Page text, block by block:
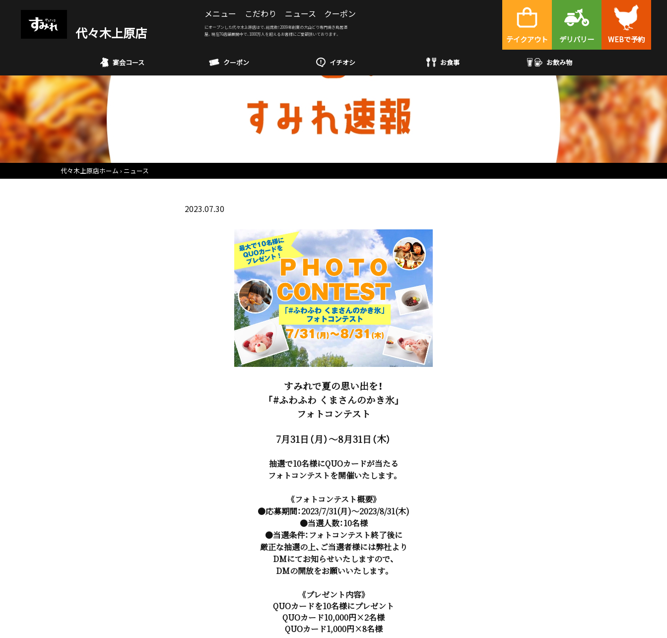
代々木上原店
メニュー こだわり ニュース クーポン
テイクアウト デリバリー WEBで予約
にオープンした代々木上原店はで、総席数！2009年創業の大山どり専門焼き鳥居酒
屋。現在76店舗展開中で、1000万人を超えるお客様にご愛顧頂いております。
宴会コース クーポン イチオシ お食事 お飲み物
代々木上原店ホーム ニュース
2023.07.30
すみれで夏の思い出を！
「#ふわふわ くまさんのかき氷」
フォトコンテスト
7月31日（月）～8月31日（木）
抽選で10名様にQUOカードが当たる
フォトコンテストを開催いたします。
《フォトコンテスト概要》
●応募期間：2023/7/31(月)～2023/8/31(木)
●当選人数：10名様
●当選条件：フォトコンテスト終了後に
厳正な抽選の上、ご当選者様には弊社より
DMにてお知らせいたしますので、
DMの開放をお願いいたします。
《プレゼント内容》
QUOカードを10名様にプレゼント
QUOカード10,000円×2名様
QUOカード1,000円×8名様